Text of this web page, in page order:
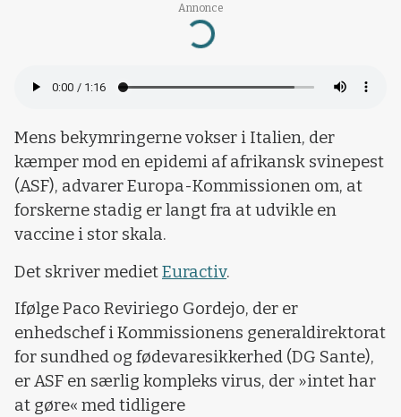
Annonce
Loading...
Mens bekymringerne vokser i Italien, der
kæmper mod en epidemi af afrikansk svinepest
(ASF), advarer Europa-Kommissionen om, at
forskerne stadig er langt fra at udvikle en
vaccine i stor skala.
Det skriver medietEuractiv.
Ifølge Paco Reviriego Gordejo, der er
enhedschef i Kommissionens generaldirektorat
for sundhed og fødevaresikkerhed (DG Sante),
er ASF en særlig kompleks virus, der »intet har
at gøre« med tidligere